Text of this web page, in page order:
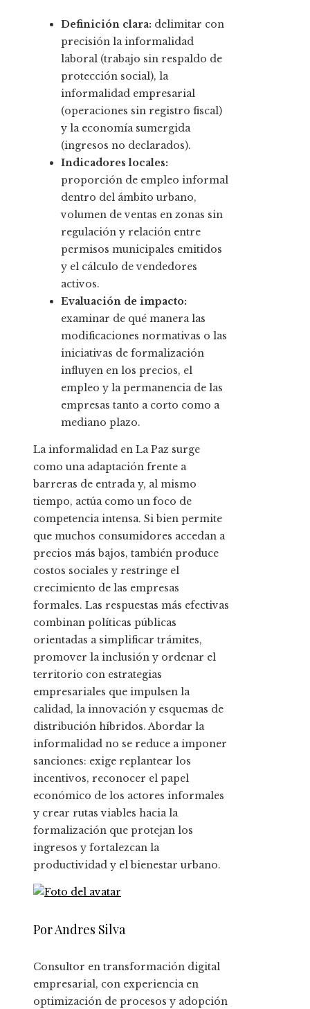
Definición clara: delimitar con
precisión la informalidad
laboral (trabajo sin respaldo de
protección social), la
informalidad empresarial
(operaciones sin registro fiscal)
y la economía sumergida
(ingresos no declarados).
Indicadores locales:
proporción de empleo informal
dentro del ámbito urbano,
volumen de ventas en zonas sin
regulación y relación entre
permisos municipales emitidos
y el cálculo de vendedores
activos.
Evaluación de impacto:
examinar de qué manera las
modificaciones normativas o las
iniciativas de formalización
influyen en los precios, el
empleo y la permanencia de las
empresas tanto a corto como a
mediano plazo.
La informalidad en La Paz surge
como una adaptación frente a
barreras de entrada y, al mismo
tiempo, actúa como un foco de
competencia intensa. Si bien permite
que muchos consumidores accedan a
precios más bajos, también produce
costos sociales y restringe el
crecimiento de las empresas
formales. Las respuestas más efectivas
combinan políticas públicas
orientadas a simplificar trámites,
promover la inclusión y ordenar el
territorio con estrategias
empresariales que impulsen la
calidad, la innovación y esquemas de
distribución híbridos. Abordar la
informalidad no se reduce a imponer
sanciones: exige replantear los
incentivos, reconocer el papel
económico de los actores informales
y crear rutas viables hacia la
formalización que protejan los
ingresos y fortalezcan la
productividad y el bienestar urbano.
Por Andres Silva
Consultor en transformación digital
empresarial, con experiencia en
optimización de procesos y adopción